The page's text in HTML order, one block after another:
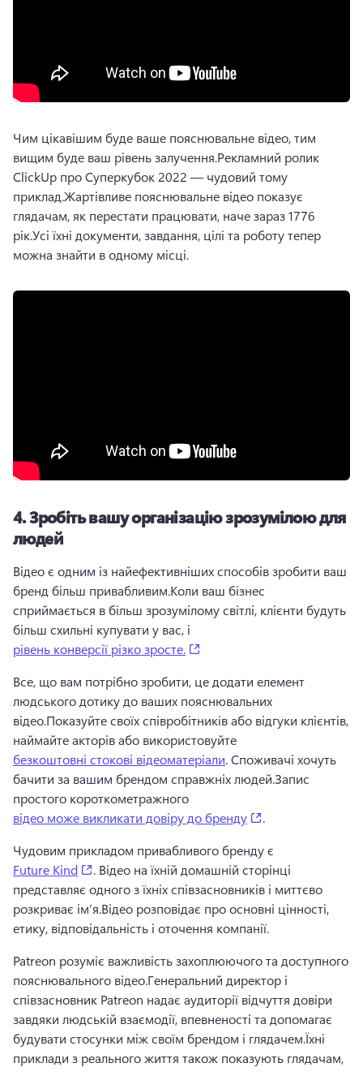
Чим цікавішим буде ваше пояснювальне відео, тим
вищим буде ваш рівень залучення.Рекламний ролик
ClickUp про Суперкубок 2022 — чудовий тому
приклад.Жартівливе пояснювальне відео показує
глядачам, як перестати працювати, наче зараз 1776
рік.Усі їхні документи, завдання, цілі та роботу тепер
можна знайти в одному місці.
4.Зробіть вашу організацію зрозумілою для
людей
Відео є одним із найефективніших способів зробити ваш
бренд більш привабливим.Коли ваш бізнес
сприймається в більш зрозумілому світлі, клієнти будуть
більш схильні купувати у вас, і
рівень конверсії різко зросте.
Все, що вам потрібно зробити, це додати елемент
людського дотику до ваших пояснювальних
відео.Показуйте своїх співробітників або відгуки клієнтів,
наймайте акторів або використовуйте
безкоштовні стокові відеоматеріали. Споживачі хочуть
бачити за вашим брендом справжніх людей.Запис
простого короткометражного
відео може викликати довіру до бренду
.
Чудовим прикладом привабливого бренду є
Future Kind
(opens in a new tab)
. Відео на їхній домашній сторінці
представляє одного з їхніх співзасновників і миттєво
розкриває ім’я.Відео розповідає про основні цінності,
етику, відповідальність і оточення компанії.
Patreon розуміє важливість захоплюючого та доступного
пояснювального відео.Генеральний директор і
співзасновник Patreon надає аудиторії відчуття довіри
завдяки людській взаємодії, впевненості та допомагає
будувати стосунки між своїм брендом і глядачем.Їхні
приклади з реального життя також показують глядачам,